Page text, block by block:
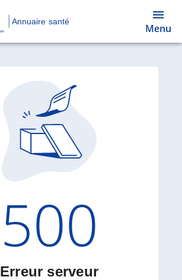
Annuaire santé
Menu
Code
500
Erreur serveur